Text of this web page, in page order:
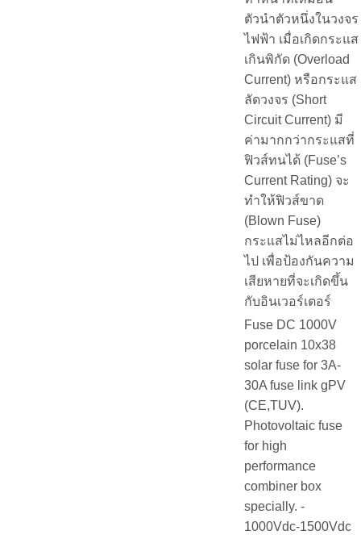
ตัวนำตัวหนึ่งในวงจร
ไฟฟ้า เมื่อเกิดกระแส
เกินพิกัด (Overload
Current) หรือกระแส
ลัดวงจร (Short
Circuit Current) มี
ค่ามากกว่ากระแสที่
ฟิวส์ทนได้ (Fuse’s
Current Rating) จะ
ทำให้ฟิวส์ขาด
(Blown Fuse)
กระแสไม่ไหลอีกต่อ
ไป เพื่อป้องกันความ
เสียหายที่จะเกิดขึ้น
กับอินเวอร์เตอร์
Fuse DC 1000V
porcelain 10x38
solar fuse for 3A-
30A fuse link gPV
(CE,TUV).
Photovoltaic fuse
for high
performance
combiner box
specially. -
1000Vdc-1500Vdc